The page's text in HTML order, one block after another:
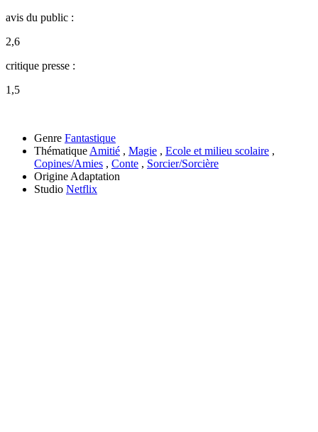
avis du public :
2,6
critique presse :
1,5
Genre Fantastique
Thématique Amitié , Magie , Ecole et milieu scolaire ,
Copines/Amies , Conte , Sorcier/Sorcière
Origine Adaptation
Studio Netflix